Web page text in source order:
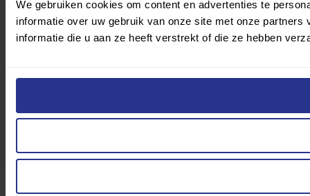
We gebruiken cookies om content en advertenties te
informatie over uw gebruik van onze site met onze
informatie die u aan ze heeft verstrekt of die ze hebben